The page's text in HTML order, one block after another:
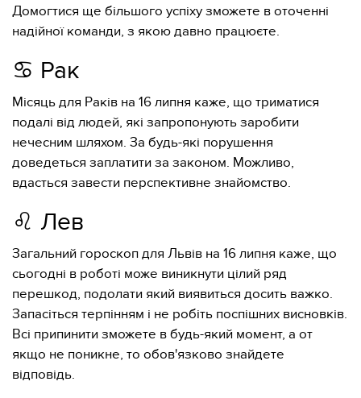
Домогтися ще більшого успіху зможете в оточенні
надійної команди, з якою давно працюєте.
♋️ Рак
Місяць для Раків на 16 липня каже, що триматися
подалі від людей, які запропонують заробити
нечесним шляхом. За будь-які порушення
доведеться заплатити за законом. Можливо,
вдасться завести перспективне знайомство.
♌️ Лев
Загальний гороскоп для Львів на 16 липня каже, що
сьогодні в роботі може виникнути цілий ряд
перешкод, подолати який виявиться досить важко.
Запасіться терпінням і не робіть поспішних висновків.
Всі припинити зможете в будь-який момент, а от
якщо не поникне, то обов'язково знайдете
відповідь.